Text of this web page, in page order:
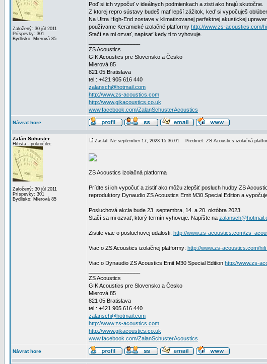
Založený: 30 júl 2011
Príspevky: 301
Bydlisko: Mierová 85
Poď si ich vypočuť v ideálnych podmienkach a zisti ako hrajú skutočne.
Z ktorej repro sústavy budeš mať lepší zážitok, keď si vypočuješ
Na Ultra High-End zostave v klimatizovanej perfektnej akustickej
používame Keramické izolačné platformy http://www.zs-acoustics.com/
Stačí sa mi ozvať, napísať kedy ti to vyhovuje.
ZS Acoustics
GIK Acoustics pre Slovensko a Česko
Mierová 85
821 05 Bratislava
tel.: +421 905 616 440
zalansch@hotmail.com
http://www.zs-acoustics.com
http://www.gikacoustics.co.uk
www.facebook.com/ZalanSchusterAcoustics
Návrat hore
Zalán Schuster
Hifista - pokročilec
Založený: 30 júl 2011
Príspevky: 301
Bydlisko: Mierová 85
Zaslal: Ne september 17, 2023 15:36:01 Predmet: ZS Acoustics izolačná
ZS Acoustics izolačná platforma
Prídte si ich vypočuť a zistiť ako môžu zlepšiť posluch hudby ZS
reproduktory Dynaudio ZS Acoustics Emit M30 Special Edition a
Posluchová akcia bude 23. septembra, 14. a 20. októbra 2023.
Stačí sa mi ozvať, ktorý termín vyhovuje. Napíšte na
Zistite viac o posluchovej udalosti: http://www.zs-acoustics.com/
Viac o ZS Acoustics izolačnej platformy: http://www.zs-acoustics.com/
Viac o Dynaudio ZS Acoustics Emit M30 Special Edition http://www.zs-
ZS Acoustics
GIK Acoustics pre Slovensko a Česko
Mierová 85
821 05 Bratislava
tel.: +421 905 616 440
zalansch@hotmail.com
http://www.zs-acoustics.com
http://www.gikacoustics.co.uk
www.facebook.com/ZalanSchusterAcoustics
Návrat hore